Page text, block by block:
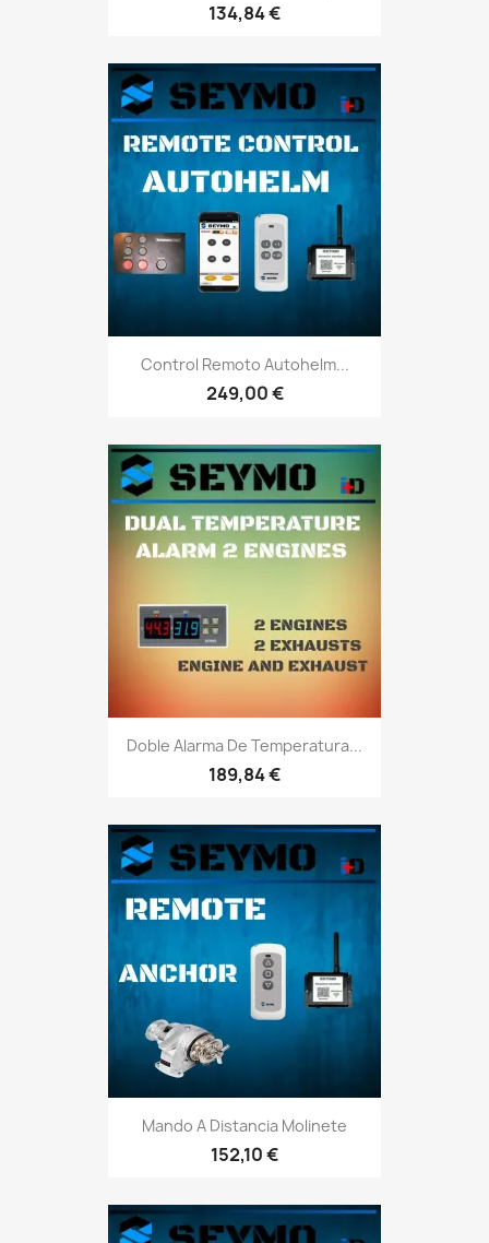
134,84 €
Control Remoto Autohelm...
249,00 €
Doble Alarma De Temperatura...
189,84 €
Mando A Distancia Molinete
152,10 €